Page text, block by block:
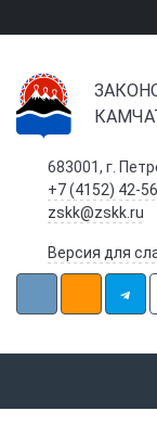
683001, г.
+7 (4152) 42-
zskk@zskk.ru
Версия для